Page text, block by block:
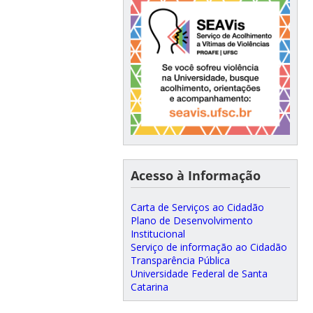
Acesso à Informação
Carta de Serviços ao Cidadão
Plano de Desenvolvimento
Institucional
Serviço de informação ao Cidadão
Transparência Pública
Universidade Federal de Santa
Catarina